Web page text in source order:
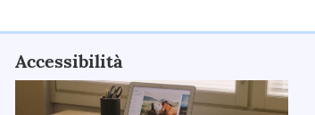
Accessibilità